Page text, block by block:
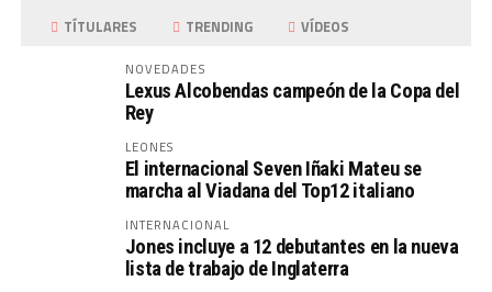
TÍTULARES TRENDING VÍDEOS
NOVEDADES
Lexus Alcobendas campeón de la Copa del
Rey
LEONES
El internacional Seven Iñaki Mateu se
marcha al Viadana del Top12 italiano
INTERNACIONAL
Jones incluye a 12 debutantes en la nueva
lista de trabajo de Inglaterra